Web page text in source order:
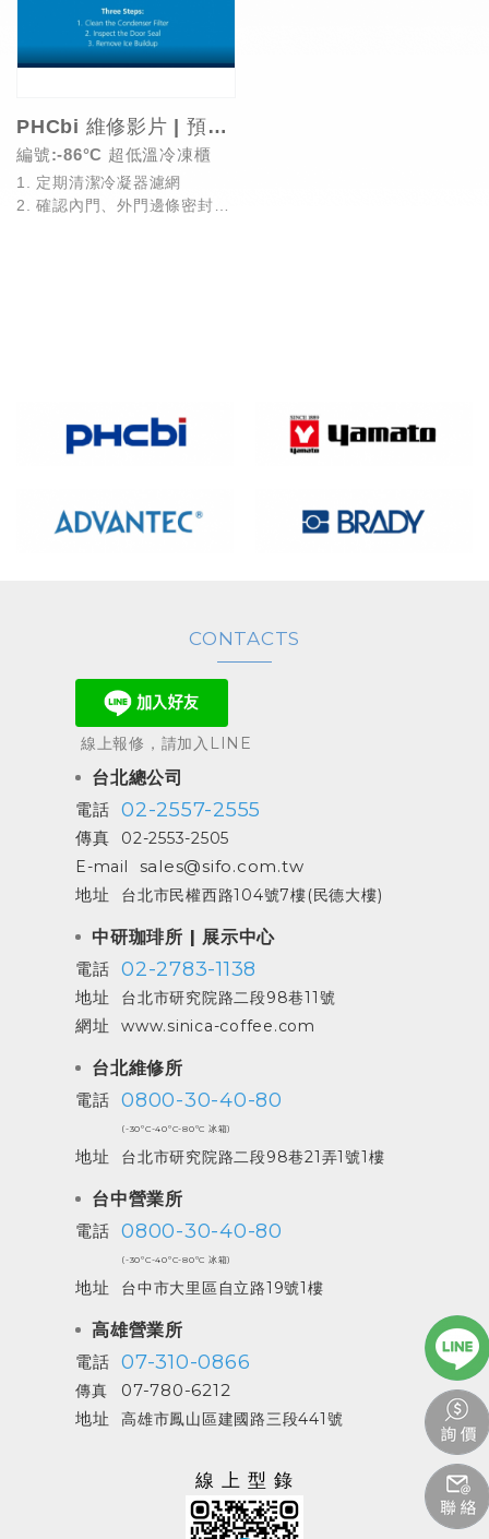
PHCbi 維修影片 | 預防性保養要點
編號:-86°C 超低溫冷凍櫃
1. 定期清潔冷凝器濾網
2. 確認內門、外門邊條密封良
CONTACTS
線上報修，請加入LINE
台北總公司
電話 02-2557-2555
傳真
02-2553-2505
E-mail
sales@sifo.com.tw
地址
台北市民權西路104號7樓(民德大樓)
中研珈琲所 | 展示中心
電話 02-2783-1138
地址 台北市研究院路二段98巷11號
網址 www.sinica-coffee.com
台北維修所
電話 0800-30-40-80
(-30ºC-40ºC-80ºC 冰箱)
地址 台北市研究院路二段98巷21弄1號1樓
台中營業所
電話 0800-30-40-80
(-30ºC-40ºC-80ºC 冰箱)
地址 台中市大里區自立路19號1樓
高雄營業所
電話 07-310-0866
傳真
07-780-6212
地址
高雄市鳳山區建國路三段441號
線上型錄